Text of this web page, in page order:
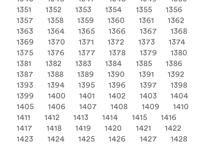
1351
1352 1353 1354 1355
1356
1357
1358 1359 1360 1361
1362
1363
1364 1365 1366 1367
1368
1369
1370 1371 1372 1373
1374
1375
1376 1377 1378 1379
1380
1381
1382 1383 1384 1385
1386
1387
1388 1389 1390 1391
1392
1393
1394 1395 1396 1397
1398
1399
1400 1401 1402 1403
1404
1405
1406 1407 1408 1409
1410
1411
1412 1413 1414 1415
1416
1417
1418 1419 1420 1421
1422
1423
1424 1425 1426 1427
1428